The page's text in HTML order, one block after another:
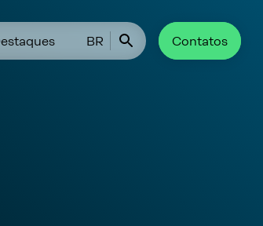
BR Contatos